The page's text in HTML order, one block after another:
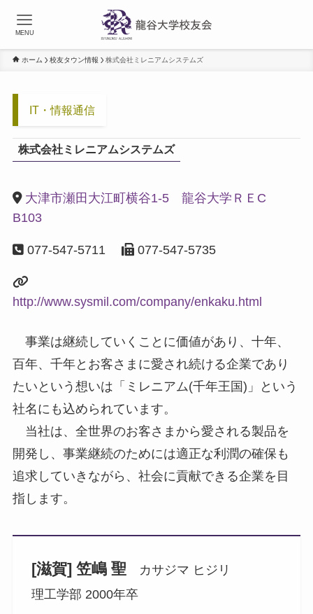
MENU
ホーム 校友タウン情報 株式会社ミレニアムシステムズ
IT・情報通信
株式会社ミレニアムシステムズ
大津市瀬田大江町横谷1-5 龍谷大学ＲＥC
B103
077-547-5711 077-547-5735
http://www.sysmil.com/company/enkaku.html
事業は継続していくことに価値があり、十年、
百年、千年とお客さまに愛され続ける企業であり
たいという想いは「ミレニアム(千年王国)」という
社名にも込められています。
当社は、全世界のお客さまから愛される製品を
開発し、事業継続のためには適正な利潤の確保も
追求していきながら、社会に貢献できる企業を目
指します。
[滋賀] 笠嶋 聖 カサジマ ヒジリ
理工学部 2000年卒